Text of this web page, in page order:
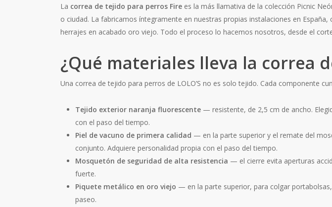
La correa de tejido para perros Fire es la más llamativa de la colección Picnic
o ciudad. La fabricamos íntegramente en nuestras propias instalaciones en
herrajes en acabado oro viejo. Todo el proceso lo hacemos nosotros, desde el
¿Qué materiales lleva la correa
Una correa de tejido para perros de LOLO’S no es solo tejido. Cada componente
Tejido exterior naranja fluorescente — resistente, de 2,5 cm de ancho.
con el paso del tiempo.
Piel de vacuno de primera calidad — en la parte superior y el remate del
conjunto. Adquiere personalidad propia con el paso del tiempo.
Mosquetón de seguridad de alta resistencia — el cierre evita aperturas
fuerte.
Piquete metálico en oro viejo — en la parte superior, para colgar
paseo.